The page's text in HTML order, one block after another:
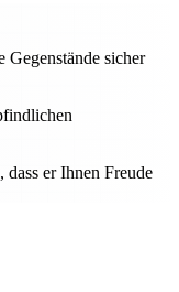
sicher
er Ihnen Freude